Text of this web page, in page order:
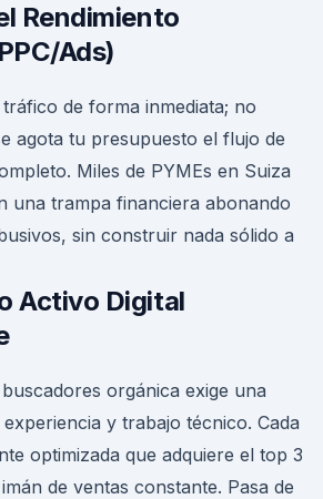
Rendimiento
Ads)
de forma inmediata; no
agota tu presupuesto el flujo de
Miles de PYMEs en Suiza
una trampa financiera abonando
sin construir nada sólido a
Activo Digital
orgánica exige una
y trabajo técnico. Cada
optimizada que adquiere el top 3
de ventas constante. Pasa de